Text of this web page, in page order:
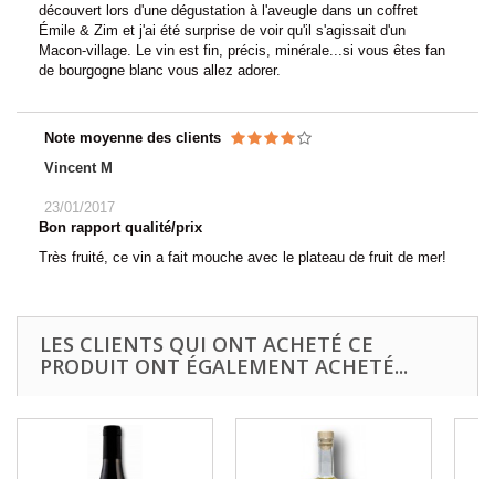
découvert lors d'une dégustation à l'aveugle dans un coffret
Émile & Zim et j'ai été surprise de voir qu'il s'agissait d'un
Macon-village. Le vin est fin, précis, minérale...si vous êtes fan
de bourgogne blanc vous allez adorer.
Note moyenne des clients
Vincent M
23/01/2017
Bon rapport qualité/prix
Très fruité, ce vin a fait mouche avec le plateau de fruit de mer!
LES CLIENTS QUI ONT ACHETÉ CE
PRODUIT ONT ÉGALEMENT ACHETÉ...